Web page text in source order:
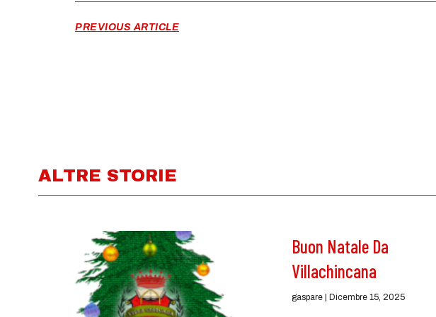
PREVIOUS ARTICLE
ALTRE STORIE
Buon Natale Da
Villachincana
gaspare Dicembre 15, 2025